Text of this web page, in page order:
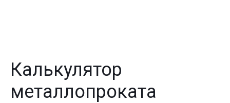
Калькулятор
металлопроката